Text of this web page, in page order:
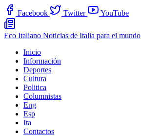
Facebook Twitter YouTube
Eco Italiano Noticias de Italia para el mundo
Inicio
Información
Deportes
Cultura
Politica
Columnistas
Eng
Esp
Ita
Contactos